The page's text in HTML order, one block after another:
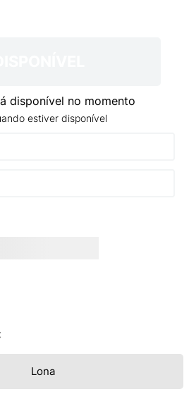
disponível no momento
estiver disponível
Lona